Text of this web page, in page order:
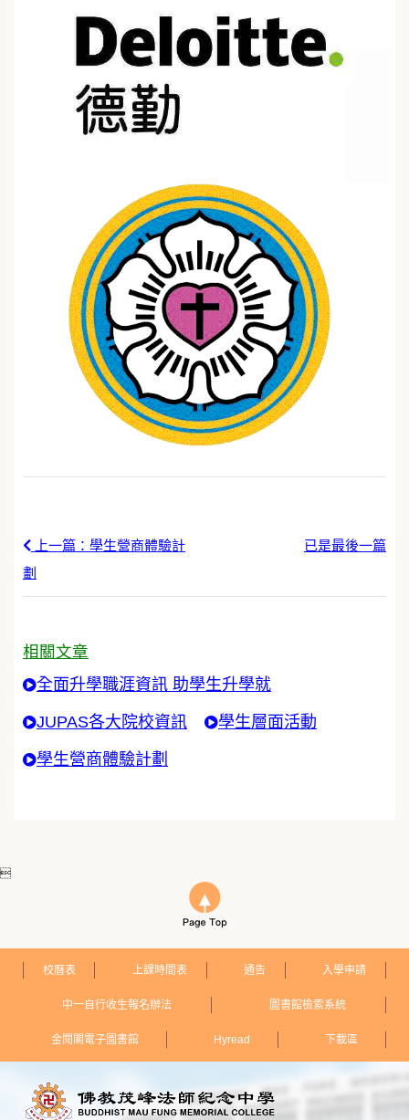
上一篇：學生營商體驗計
劃
已是最後一篇
相關文章
全面升學職涯資訊 助學生升學就
JUPAS各大院校資訊 學生層面活動
學生營商體驗計劃

校曆表 上課時間表 通告 入學申請
中一自行收生報名辦法 圖書館檢索系統
金閱閣電子圖書館 Hyread 下載區